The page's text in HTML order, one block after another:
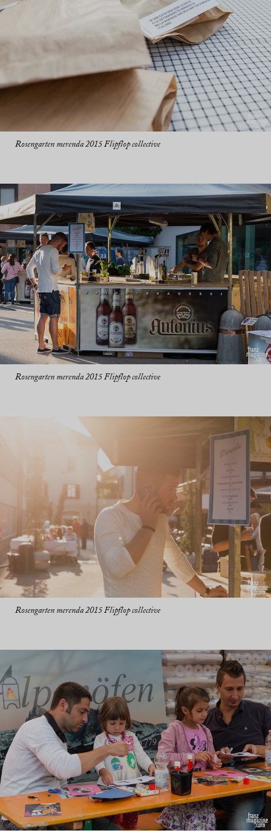
Rosengarten merenda 2015 Flipflop collective
Rosengarten merenda 2015 Flipflop collective
Rosengarten merenda 2015 Flipflop collective